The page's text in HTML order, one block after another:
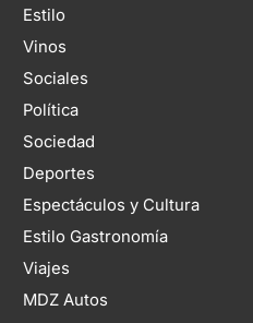
Estilo
Vinos
Sociales
Política
Sociedad
Deportes
Espectáculos y Cultura
Estilo Gastronomía
Viajes
MDZ Autos